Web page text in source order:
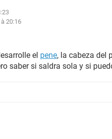
20:16
el pene, la cabeza del
saber si saldra sola y si